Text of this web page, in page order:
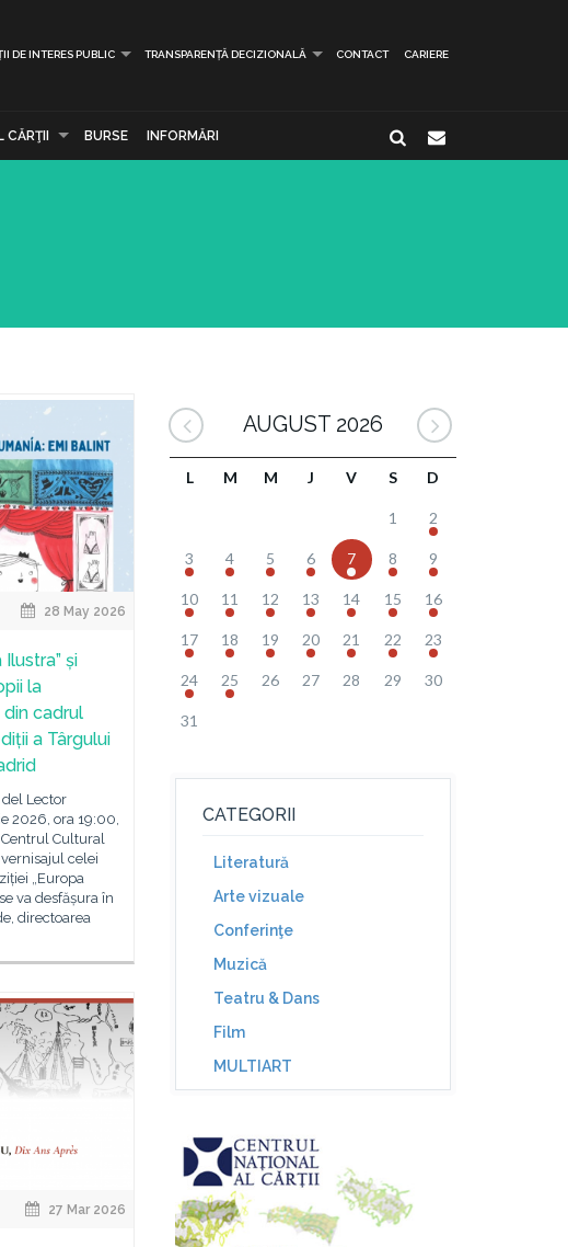
DE INTERES PUBLIC TRANSPARENȚĂ DECIZIONALĂ CONTACT CARIERE
CĂRŢII BURSE INFORMĂRI
28 May 2026
și
la
din cadrul
a Târgului
del Lector
2026, ora 19:00,
Centrul Cultural
celei
„Europa
va desfășura în
directoarea
27 Mar 2026
AUGUST 2026
L M M J V S D
1 2
3 4 5 6 7 8 9
10 11 12 13 14 15 16
17 18 19 20 21 22 23
24 25 26 27 28 29 30
31
CATEGORII
Literatură
Arte vizuale
Conferinţe
Muzică
Teatru & Dans
Film
MULTIART